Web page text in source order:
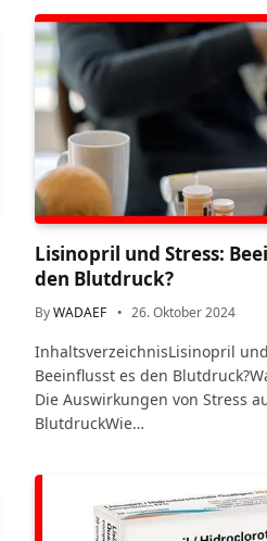
Lisinopril und Stress:
den Blutdruck?
ByWADAEF 26. Oktober 2024
InhaltsverzeichnisLisinopril
Beeinflusst es den
Die Auswirkungen von Stress
BlutdruckWie…